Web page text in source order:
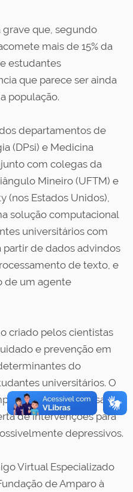
grave que, segundo
mais de 15% da
estudantes
que parece ser ainda
população.
departamentos de
(DPsi) e Medicina
com colegas da
Mineiro (UFTM) e
(nos Estados Unidos),
solução computacional
universitários com
partir de dados advindos
de texto, e
de um agente
criado pelos cientistas
e prevenção em
do
universitários. O
que possam
de intervenções para
depressivos.
Virtual Especializado
de Amparo à